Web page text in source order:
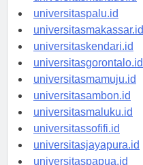
universitasmanado.id
universitaspalu.id
universitasmakassar.id
universitaskendari.id
universitasgorontalo.id
universitasmamuju.id
universitasambon.id
universitasmaluku.id
universitassofifi.id
universitasjayapura.id